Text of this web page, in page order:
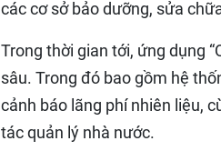
các cơ sở bảo dưỡng, sửa
Trong thời gian tới, ứng dụng
sâu. Trong đó bao gồm hệ
cảnh báo lãng phí nhiên liệu,
tác quản lý nhà nước.